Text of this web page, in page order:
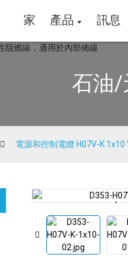
家 產品 訊息
石油/
電源和控制電纜 H07V-K